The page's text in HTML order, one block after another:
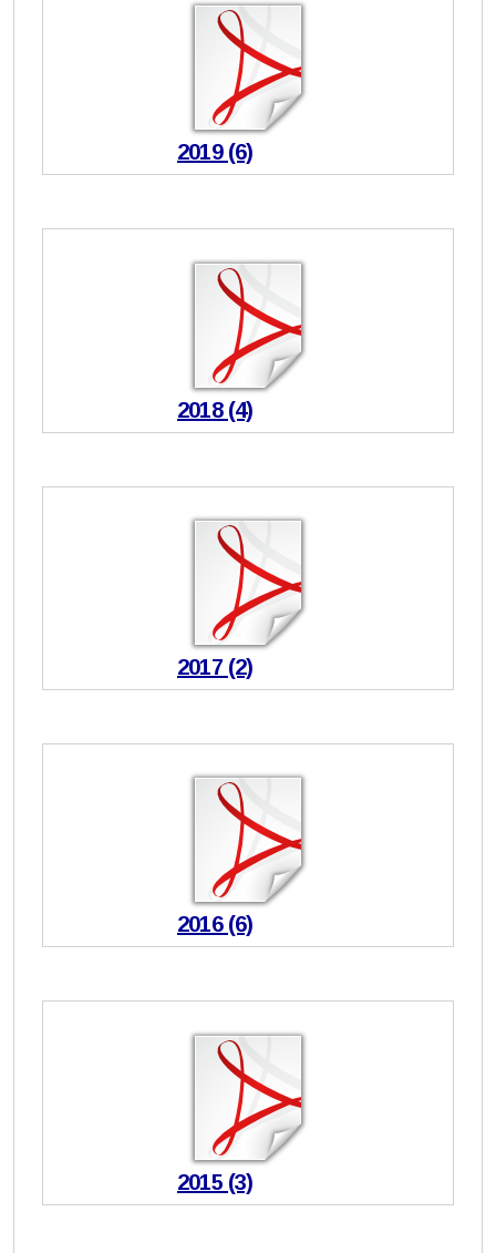
2019 (6)
2018 (4)
2017 (2)
2016 (6)
2015 (3)